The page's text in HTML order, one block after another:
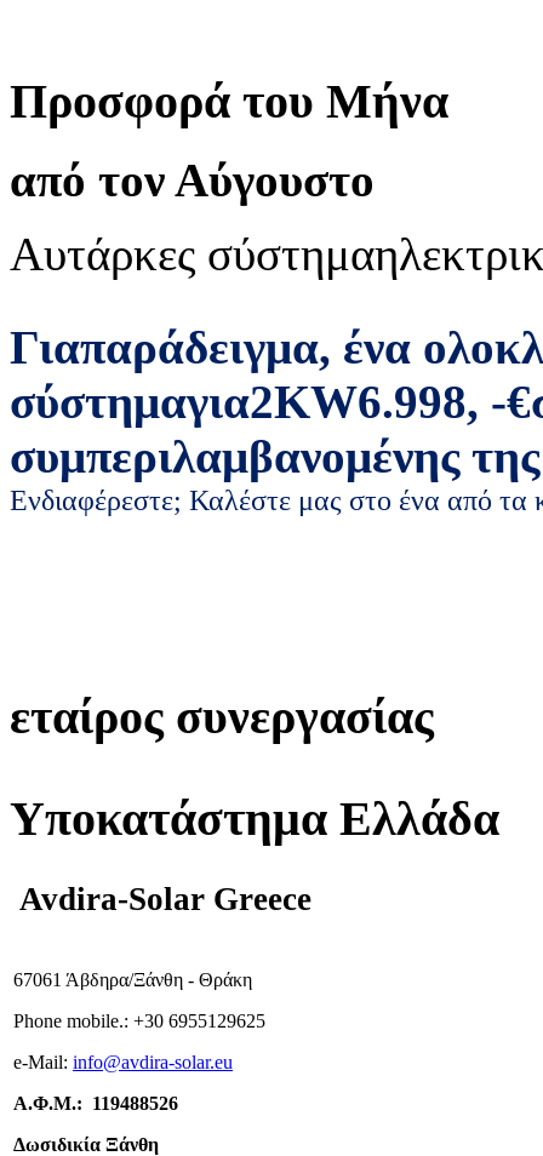
Προσφορά του Μήνα
από τον Αύγουστο
Αυτάρκες σύστημα
Γιαπαράδειγμα, ένα
σύστημαγια2KW6.998, -€
συμπεριλαμβανομένης
Ενδιαφέρεστε; Καλέστε μας στο ένα από τα
εταίρος συνεργασίας
Υποκατάστημα Ελλάδα
Avdira-Solar Greece
67061 Άβδηρα/Ξάνθη - Θράκη
Phone mobile.: +30 6955129625
e-Mail: info@avdira-solar.eu
Α.Φ.Μ.: 119488526
Δωσιδικία Ξάνθη